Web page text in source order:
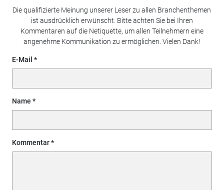
Die qualifizierte Meinung unserer Leser zu allen Branchenthemen
ist ausdrücklich erwünscht. Bitte achten Sie bei Ihren
Kommentaren auf die Netiquette, um allen Teilnehmern eine
angenehme Kommunikation zu ermöglichen. Vielen Dank!
E-Mail
Name
Kommentar